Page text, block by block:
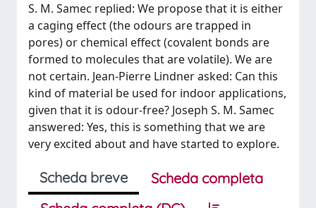
S. M. Samec replied: We propose that it is either
a caging effect (the odours are trapped in
pores) or chemical effect (covalent bonds are
formed to molecules that are volatile). We are
not certain. Jean-Pierre Lindner asked: Can this
kind of material be used for indoor applications,
given that it is odour-free? Joseph S. M. Samec
answered: Yes, this is something that we are
very excited about and have started to explore.
Scheda breve
Scheda completa